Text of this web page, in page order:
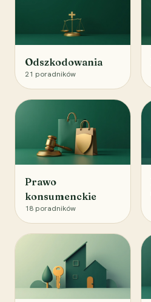
Odszkodowania
21 poradników
Prawo
konsumenckie
18 poradników